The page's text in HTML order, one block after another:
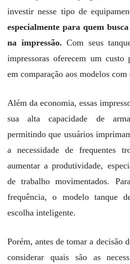
investir nesse tipo de
especialmente para quem
na impressão. Com seus
impressoras oferecem um
em comparação aos modelos
Além da economia, essas
sua alta capacidade de
permitindo que usuários
a necessidade de frequentes
aumentar a produtividade,
de trabalho movimentados.
frequência, o modelo tanque
escolha inteligente.
Porém, antes de tomar a decisão
considerar quais são as